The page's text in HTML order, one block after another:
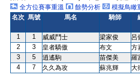
全方位賽事重溫
餘勢分析
模擬鳥瞰
名次 馬號 馬名 騎師
1 1 威威鬥士 梁家俊 呂
2
3 皇者驕傲 布文 方
3
5 逍遙駒 苗傑美 羅
4
7 久久為攻 蘇兆輝 大